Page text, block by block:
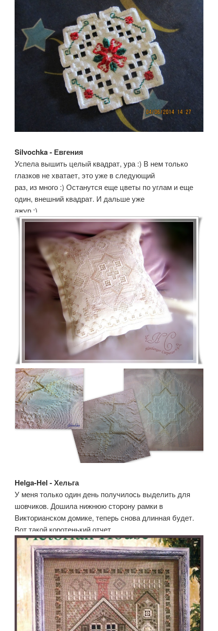
Silvochka - Евгения
Успела вышить целый квадрат, ура :) В нем только
глазков не хватает, это уже в следующий
раз, из много :) Останутся еще цветы по углам и еще
один, внешний квадрат. И дальше уже
ажур :)
Helga-Hel - Хельга
У меня только один день получилось выделить для
шовчиков. Дошила нижнюю сторону рамки в
Викторианском домике, теперь снова длинная будет.
Вот такой коротенький отчет.